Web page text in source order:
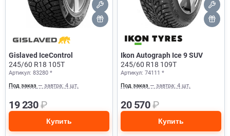
Gislaved IceControl
245/60 R18 105T
Артикул: 83280 *
Под заказ — завтра: 4 шт.
19 230₽
Купить
Ikon Autograph Ice 9 SUV
245/60 R18 109T
Артикул: 74111 *
Под заказ — завтра: 4 шт.
20 570₽
Купить